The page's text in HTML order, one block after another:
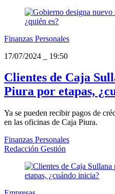
Finanzas Personales
17/07/2024
19:50
Clientes de Caja
Piura por etapas,
Ya se pueden recibir pagos de
en las oficinas de Caja Piura.
Finanzas Personales
Redacción Gestión